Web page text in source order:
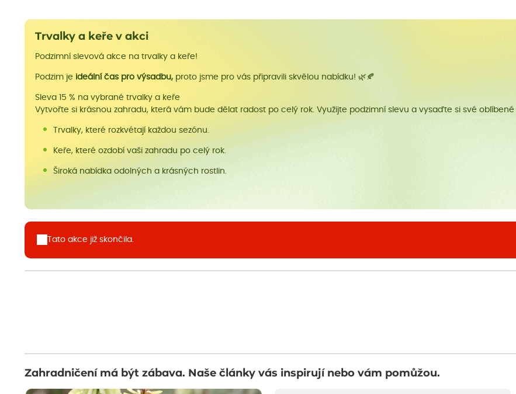
Trvalky a keře v akci
Podzimní slevová akce na trvalky a keře!
Podzim je ideální čas pro výsadbu, proto jsme pro vás připravili skvělou nabídku! 🌿🍂
Sleva 15 % na vybrané trvalky a keře
Vytvořte si krásnou zahradu, která vám bude dělat radost po celý rok. Využijte podzimní slevu a vysaďte si své
Trvalky, které rozkvétají každou sezónu.
Keře, které ozdobí vaši zahradu po celý rok.
Široká nabídka odolných a krásných rostlin.
Tato akce již skončila.
Zahradničení má být zábava. Naše články vás inspirují nebo vám pomůžou.